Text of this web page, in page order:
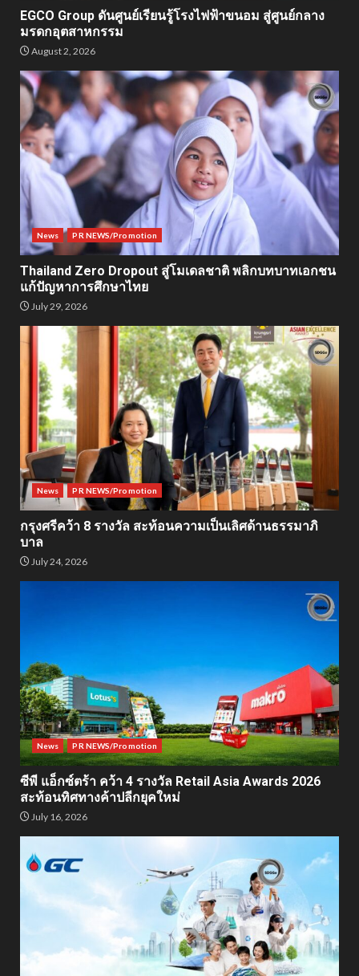
EGCO Group ดันศูนย์เรียนรู้โรงไฟฟ้าขนอม สู่ศูนย์กลาง
มรดกอุตสาหกรรม
August 2, 2026
News PR NEWS/Promotion
Thailand Zero Dropout สู่โมเดลชาติ พลิกบทบาทเอกชน
แก้ปัญหาการศึกษาไทย
July 29, 2026
News PR NEWS/Promotion
กรุงศรีคว้า 8 รางวัล สะท้อนความเป็นเลิศด้านธรรมาภิ
บาล
July 24, 2026
News PR NEWS/Promotion
ซีพี แอ็กซ์ตร้า คว้า 4 รางวัล Retail Asia Awards 2026
สะท้อนทิศทางค้าปลีกยุคใหม่
July 16, 2026